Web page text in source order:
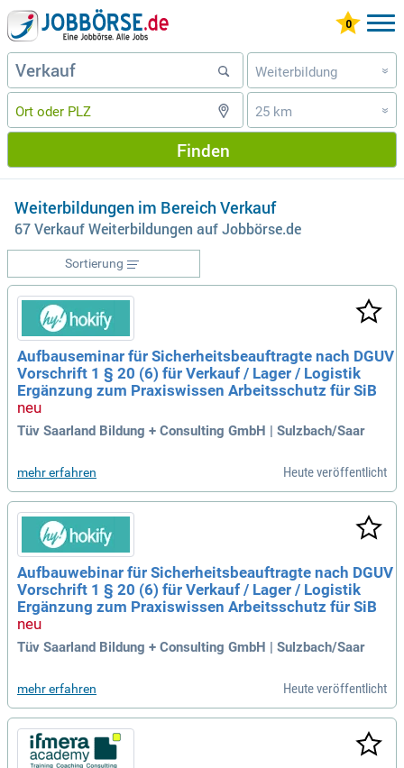
Weiterbildung »
25 km »
Finden
Weiterbildungen im Bereich Verkauf
67 Verkauf Weiterbildungen auf Jobbörse.de
Sortierung
Aufbauseminar für Sicherheitsbeauftragte nach DGUV
Vorschrift 1 § 20 (6) für Verkauf / Lager / Logistik
Ergänzung zum Praxiswissen Arbeitsschutz für SiB
Tüv Saarland Bildung + Consulting GmbH | Sulzbach/Saar
mehr erfahren Heute veröffentlicht
Aufbauwebinar für Sicherheitsbeauftragte nach DGUV
Vorschrift 1 § 20 (6) für Verkauf / Lager / Logistik
Ergänzung zum Praxiswissen Arbeitsschutz für SiB
Tüv Saarland Bildung + Consulting GmbH | Sulzbach/Saar
mehr erfahren Heute veröffentlicht